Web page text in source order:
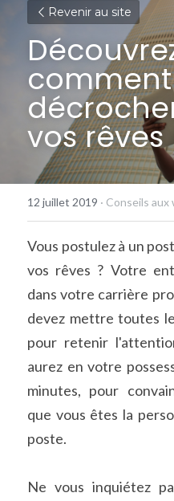
Revenir au site
comment
vos rêves
12 juillet 2019 · Conseils aux
Vous postulez à un
vos rêves ? Votre
dans votre carrière
devez mettre toutes
pour retenir
aurez en votre
minutes, pour
que vous êtes la
poste.
Ne vous inquiétez